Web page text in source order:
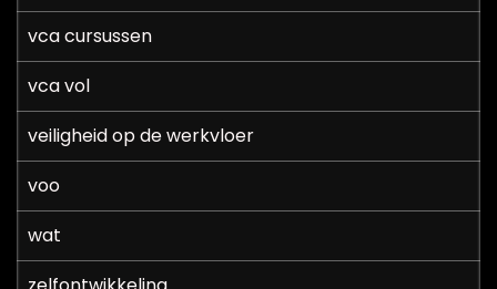
vca cursussen
vca vol
veiligheid op de werkvloer
voo
wat